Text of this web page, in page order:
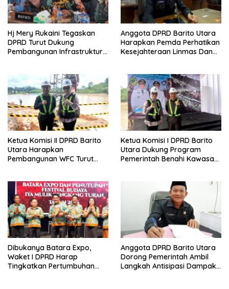
Hj Mery Rukaini Tegaskan
DPRD Turut Dukung
Pembangunan Infrastruktur
Anggota DPRD Barito Utara
Harapkan Pemda Perhatikan
Kesejahteraan Linmas Dan
Ketua Komisi II DPRD Barito
Utara Harapkan
Pembangunan WFC Turut
Ketua Komisi I DPRD Barito
Utara Dukung Program
Pemerintah Benahi Kawasan
Dibukanya Batara Expo,
Waket I DPRD Harap
Tingkatkan Pertumbuhan
Anggota DPRD Barito Utara
Dorong Pemerintah Ambil
Langkah Antisipasi Dampak